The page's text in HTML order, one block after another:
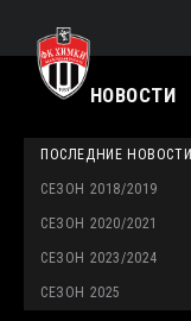
НОВОСТИ
ПОСЛЕДНИЕ НОВОСТИ
СЕЗОН 2018/2019
СЕЗОН 2020/2021
СЕЗОН 2023/2024
СЕЗОН 2025